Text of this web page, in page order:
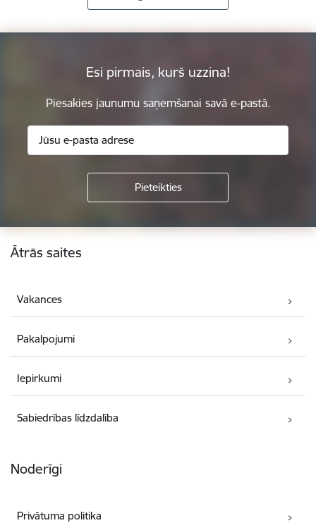
Esi pirmais, kurš uzzina!
Piesakies jaunumu saņemšanai savā e-pastā.
Kājene
Ātrās saites
Vakances
Pakalpojumi
Iepirkumi
Sabiedrības līdzdalība
Noderīgi
Privātuma politika